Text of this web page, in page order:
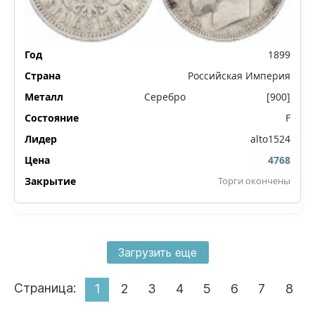
1899
Российская Империя
Серебро
[900]
F
alto1524
4768
Торги окончены
Загрузить еще
Страница: 1 2 3 4 5 6 7 8